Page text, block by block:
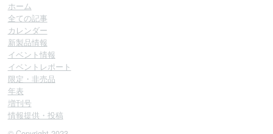
ホーム
全ての記事
カレンダー
新製品情報
イベント情報
イベントレポート
限定・非売品
年表
増刊号
情報提供・投稿